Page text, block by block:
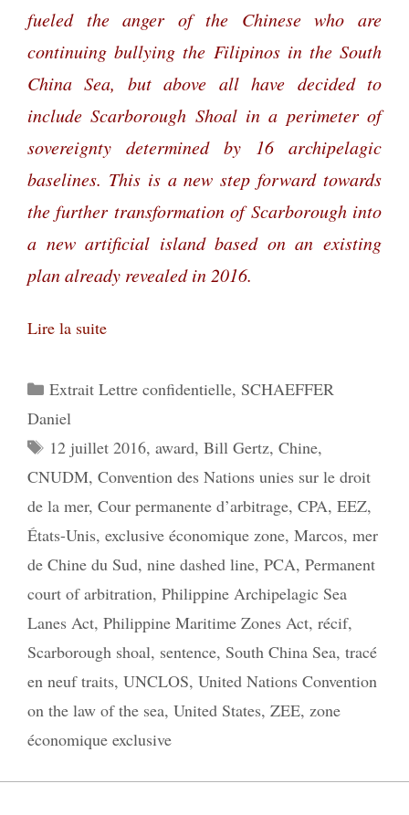
fueled the anger of the Chinese who are
continuing bullying the Filipinos in the South
China Sea, but above all have decided to
include Scarborough Shoal in a perimeter of
sovereignty determined by 16 archipelagic
baselines. This is a new step forward towards
the further transformation of Scarborough into
a new artificial island based on an existing
plan already revealed in 2016.
Lire la suite
Catégories
Extrait Lettre confidentielle, SCHAEFFER
Daniel
Étiquettes
12 juillet 2016, award, Bill Gertz, Chine,
CNUDM, Convention des Nations unies sur le droit
de la mer, Cour permanente d’arbitrage, CPA, EEZ,
États-Unis, exclusive économique zone, Marcos, mer
de Chine du Sud, nine dashed line, PCA, Permanent
court of arbitration, Philippine Archipelagic Sea
Lanes Act, Philippine Maritime Zones Act, récif,
Scarborough shoal, sentence, South China Sea, tracé
en neuf traits, UNCLOS, United Nations Convention
on the law of the sea, United States, ZEE, zone
économique exclusive